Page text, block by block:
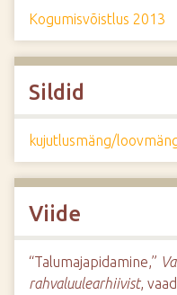
Kogumisvõistlus 2013
Sildid
kujutlusmäng/
Viide
“Talumajapidamine,”
rahvaluulearhiivist,